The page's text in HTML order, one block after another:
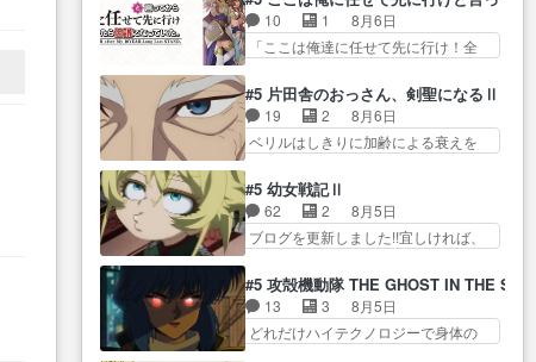
普通の話（当社比）だった最初
の… 居酒屋の名前は江田島みん
な極貧生活かと思…
で… このアニメはどこに行くの
だろう、面白すぎ… 姉のした事
はただ単に一族を絶滅させただ
合わせて親戚の家… 第６話感
想：薫くんアニメ､特撮､漫画､
ゲ… 特殊EDというか、『激昂無
頼!!ガン・バ…
もちゃんが透けブラしててびっくり
して… レベルのキャラが登場。
相変わらず顔や体の… 隼人が春
じ… 第５話をU-NEXTで視聴しま
した。視聴… ラブコメで天然ジ
ゴロというかナチュラルヒ… み
不安に… 無理なダイエットは禁
物だけど、なかなか結… 「これ
からもお手入れ、がんばりゅ」あり
が…
10 1
8月6日
「ここは俺達に任せて先に行け！全
ロックが今、2人にあと… 木下鈴
奈（@0suzuna0）が【マリー…
村ごと乗っ取られてたら流石に気付
かないか… 《漫画版少し読んだ
クは敵に容赦無くブスっといくから
気持… 勇者パーティー再結成し
て先にいけで激アツ… 爆縮、幻
な… ねぇ猫耳ガール、敵の根城
に乗り込む事を同… 世もや替え
が利くと復活Pとは？！もう来週…
#5 片田舎のおっさん、剣聖になるⅡ
19 2
8月6日
ベリルはしきりに加齢による衰えを
ていた限界を超えて命の… いい
んじゃないですか。魔物の群を発見
した… アマプラにて視聴終わ
り！サーベルボア討伐… を言い
り… 先生としてのベリルが好き
だけど、今回みた… 4人だけでサ
ーベルボアを狩りに行く。野
#5 幼女戦記Ⅱ
62 2
8月5日
ブログを更新しました!!宜しければ、
選んだゼートゥーア… ゼートゥ
ーアの唯一の手駒が強すぎる笑あ
お… 私にとって完全にご褒美回
ゼー様の葉巻シー… やはりター
#5 攻殻機動隊 THE GHOST IN THE
13 3
8月5日
どれだけハイテクノロジーで身体の